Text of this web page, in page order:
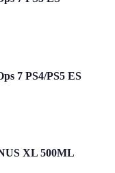
7 PS4/PS5 ES
XL 500ML